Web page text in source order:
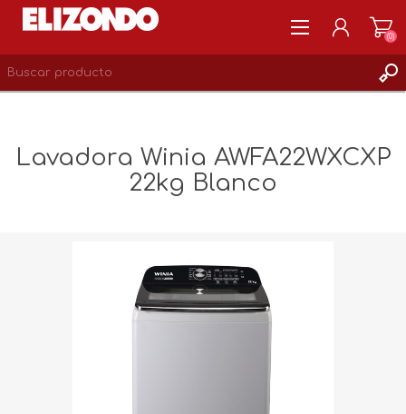
LISTA DE DESEOS 0
(0)
Lavadora Winia AWFA22WXCXP
22kg Blanco